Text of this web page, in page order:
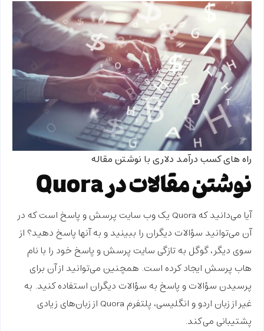
راه های کسب درآمد دلاری با نوشتن مقاله
نوشتن مقالات در Quora
آیا می‌دانید که Quora یک وب سایت پرسش و پاسخ است که در
آن می‌توانید سؤالات دیگران را ببینید و به آنها پاسخ دهید؟ از
سوی دیگر، گوگل به تازگی سایت پرسش و پاسخ خود را با نام
هاب پرسش ایجاد کرده است. همچنین می‌توانید از آن برای
پرسیدن سؤالات و پاسخ به سؤالات دیگران استفاده کنید. به
غیر از زبان اردو و انگلیسی، پلتفرم Quora از زبان‌های زیادی
پشتیبانی می‌کند.